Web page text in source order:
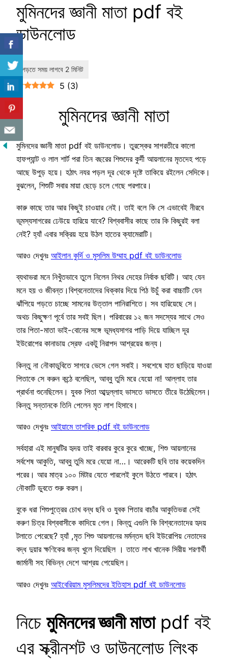
মুমিনদের জ্ঞানী মাতা pdf বই
ডাউনলোড
5 (3)
মুমিনদের জ্ঞানী মাতা
মুমিনদের জ্ঞানী মাতা pdf বই ডাউনলোড। তুরস্কের সাগরতীরে কালো
হাফপ্যান্ট ও লাল শার্ট পরা তিন বছরের শিশুদের কুর্দী আয়লানের মৃতদেহ পড়ে
আছে উপুড় হয়ে। হঠাৎ নযর পড়ল দূর থেকে দৃষ্টে তাকিয়ে রইলেন সেদিকে।
বুঝলেন, শিশুটি সবার মায়া ছেড়ে চলে গেছে পরপারে।
কারু কাছে তার আর কিছুই চাওয়ার নেই। তাই বলে কি সে এভাবেই নীরবে
ভূমস্যসাগরের ঢেউয়ে হারিয়ে যাবে? বিশ্ববাসীর কাছে তার কি কিছুরই বলা
নেই? হ্যাঁ এবার সক্রিয় হয়ে উঠল হাতের ক্যামেরাটি।
আরও দেখুনঃ আইলান কুর্দি ও মুসলিম উম্মাহ pdf বই ডাউনলোড
ব্যথাভরা মনে নিখুঁতভাবে তুলে নিলেন নিথর দেহের নির্বাক ছবিটি। আহ যেন
মনে হয় ও জীবন্ত।বিশ্বনেতাদের ধিক্কার দিয়ে পিঠ উচুঁ করা বাচ্চাটি যেন
ঝাঁপিয়ে পড়তে চাচ্ছে সামনের উত্তাল পানিরাশিতে। সব হারিয়েছে সে।
অথচ কিছুক্ষণ পূর্বে তার সবই ছিল। পরিবারের ১২ জন সদস্যের সাথে সেও
তার পিতা-মাতা ভাই-বোনের সঙ্গে ভূমধ্যসাগর পাড়ি দিয়ে যাচ্ছিল দূর
ইউরোপের কানাডায় স্রেফ একটু নিরাপদ আশ্রয়ের জন্য।
কিন্তু না নৌকাডুবিতে সাগরে ভেসে গেল সবাই। সবশেষে হাত ছাড়িয়ে যাওয়া
পিতাকে সে করুন কন্ঠে বলেছিল, আব্বু তুমি মরে যেয়ো না! আল্লাহ তার
প্রার্থনা শুনেছিলেন। যুবক পিতা আব্দুল্লাহ ভাসতে ভাসতে তীরে উঠেছিলেন।
কিন্তু সন্তানকে তিনি পেলেন মৃত লাশ হিসাবে।
আরও দেখুনঃ আইয়ামে তাশরিক pdf বই ডাউনলোড
সর্বহারা এই মানুষটির হৃদয় তাই বারবার কুরে কুরে খাচ্ছে, শিশু আয়লানের
সর্বশেষ আকুতি, আব্বু তুমি মরে যেয়ো না…। আরেকটি ছবি তার কয়েকদিন
পরের। আর মাত্র ১০০ মিটার যেতে পারলেই কুলে উঠতে পারবে। হঠাৎ
নৌকাটি ডুবতে শুরু করল।
বুকে ধরা শিশুপুত্রের চোখ বন্ধ ছবি ও যুবক পিতার বাচাঁর আকুতিভরা সেই
করুণ চিত্র বিশ্ববাসীকে কাদিয়ে গেল। কিন্তু এগুলি কি বিশ্বনেতাদের হৃদয়
টলাতে পেরেছে? হ্যাঁ ,মৃত শিশু আয়লানের মর্মন্তদ ছবি ইউরোপিয় নেতাদের
বদ্ধ দুয়ার ক্ষণিকের জন্য খুলে দিয়েছিল । তাতে লাখ খানেক সিরীয় শরণার্থী
জার্মানী সহ বিভিন্ন দেশে আশ্রয় পেয়েছিল।
আরও দেখুনঃ আইবেরিয়াম মুসলিমদের ইতিহাস pdf বই ডাউনলোড
নিচে মুমিনদের জ্ঞানী মাতাpdf বই
এর স্ক্রীনশট ও ডাউনলোড লিংক